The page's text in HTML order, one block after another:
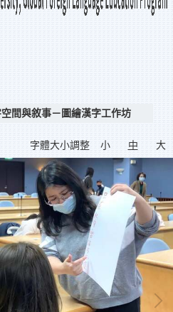
間與敘事－圖繪漢字工作坊
字體大小調整 小 中 大